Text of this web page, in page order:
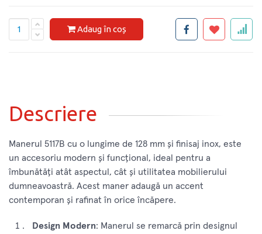
Adaug în coș
Descriere
Manerul 5117B cu o lungime de 128 mm și finisaj inox, este
un accesoriu modern și funcțional, ideal pentru a
îmbunătăți atât aspectul, cât și utilitatea mobilierului
dumneavoastră. Acest maner adaugă un accent
contemporan și rafinat în orice încăpere.
Design Modern: Manerul se remarcă prin designul